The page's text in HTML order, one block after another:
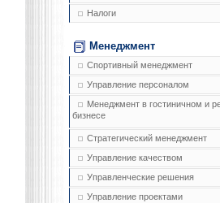
Налоги
Менеджмент
Спортивный менеджмент
Управление персоналом
Менеджмент в гостиничном и
бизнесе
Стратегический менеджмент
Управление качеством
Управленческие решения
Управление проектами